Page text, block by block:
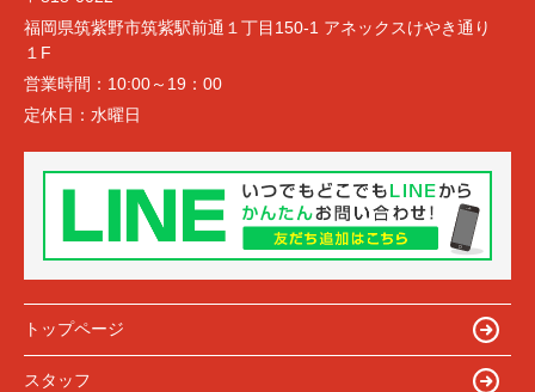
福岡県筑紫野市筑紫駅前通１丁目150-1 アネックスけやき通り
１F
営業時間： 10:00～19：00
定休日： 水曜日
トップページ
スタッフ